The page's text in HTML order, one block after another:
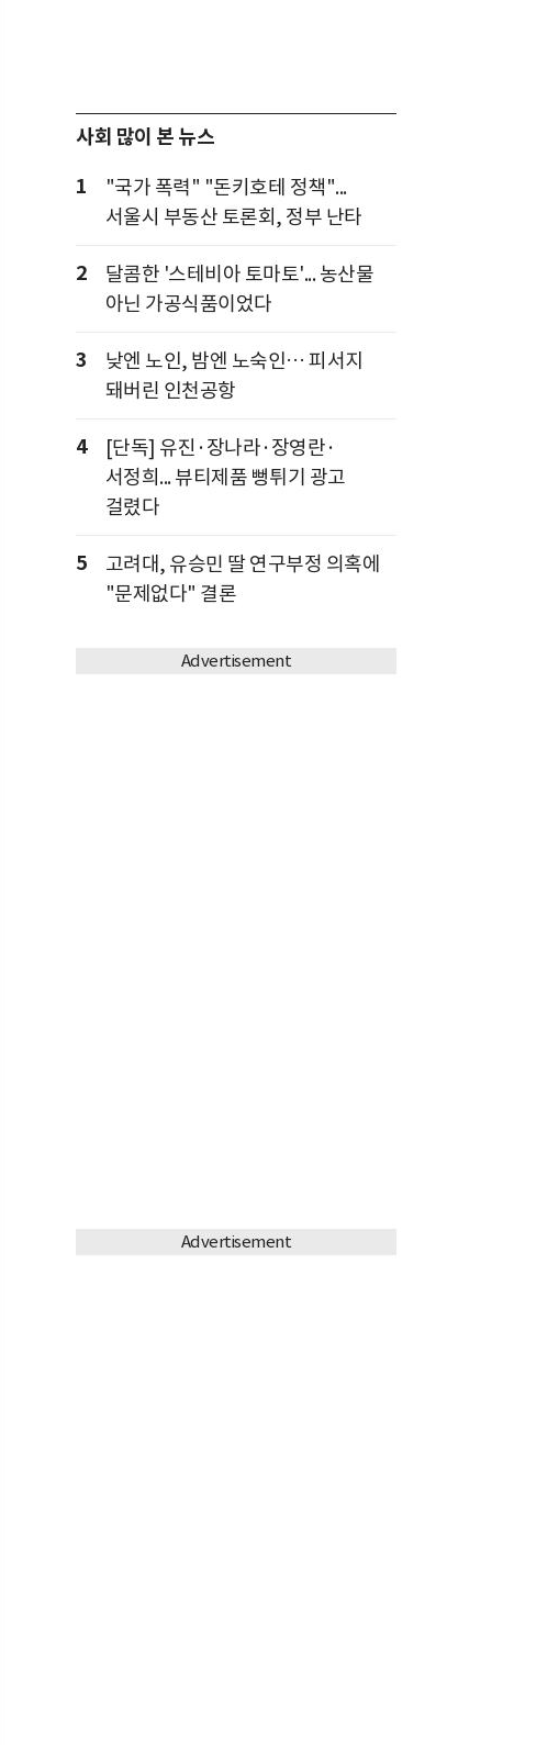
사회 많이 본 뉴스
1
"국가 폭력" "돈키호테 정책"...
서울시 부동산 토론회, 정부 난타
2
달콤한 '스테비아 토마토'... 농산물
아닌 가공식품이었다
3
낮엔 노인, 밤엔 노숙인… 피서지
돼버린 인천공항
4
[단독] 유진·장나라·장영란·
서정희... 뷰티제품 뻥튀기 광고
걸렸다
5
고려대, 유승민 딸 연구부정 의혹에
"문제없다" 결론